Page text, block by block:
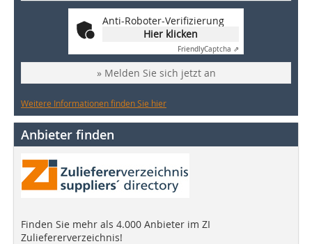
Anti-Roboter-Verifizierung
Hier klicken
FriendlyCaptcha ⇗
» Melden Sie sich jetzt an
Weitere Informationen finden Sie hier
Anbieter finden
Finden Sie mehr als 4.000 Anbieter im ZI
Zuliefererverzeichnis!